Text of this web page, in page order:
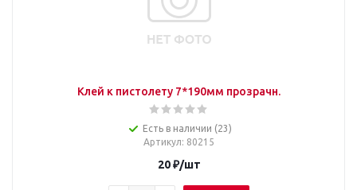
Клей к пистолету 7*190мм прозрачн.
Есть в наличии (23)
Артикул: 80215
20₽/шт